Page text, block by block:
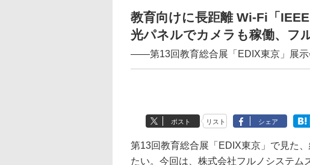
教育向けに長距離 Wi-Fi「
光パネルでカメラも稼働、フ
――第13回教育総合展「EDIX東京」展
ポスト リスト シェア
第13回教育総合展「EDIX東京」で見た
たい。今回は、株式会社フルノシステム